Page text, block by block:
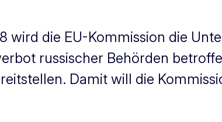
wird die EU-Kommission die
russischer Behörden
Damit will die